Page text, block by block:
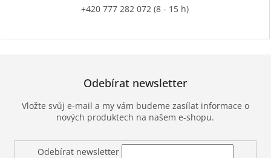
+420 777 282 072 (8 - 15 h)
Odebírat newsletter
Vložte svůj e-mail a my vám budeme zasílat informace o
nových produktech na našem e-shopu.
Odebírat newsletter